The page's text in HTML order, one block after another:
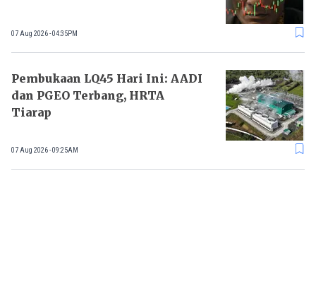
07 Aug 2026 - 04:35PM
Pembukaan LQ45 Hari Ini: AADI
dan PGEO Terbang, HRTA
Tiarap
07 Aug 2026 - 09:25AM